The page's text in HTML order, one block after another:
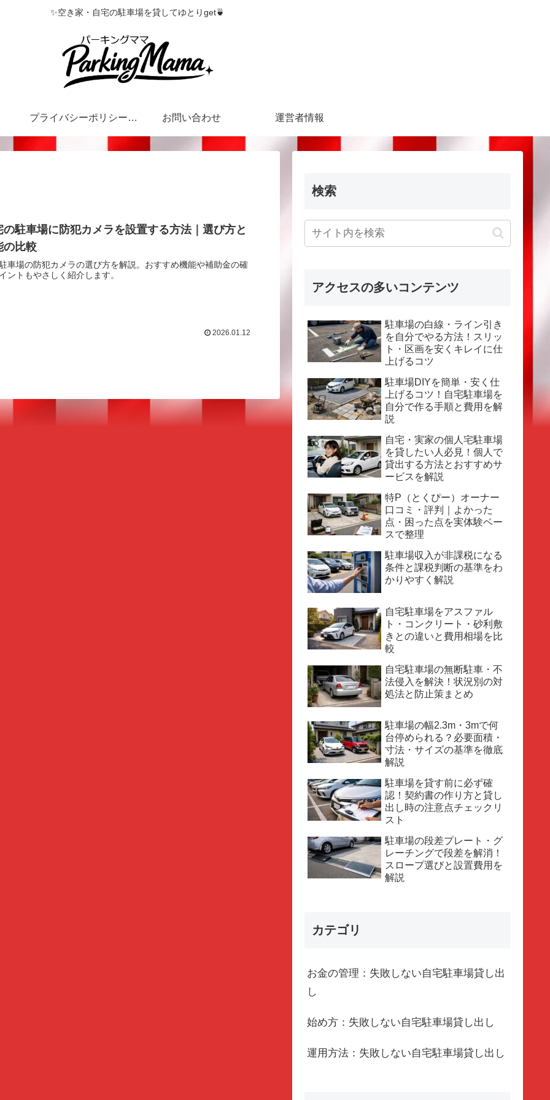
✨空き家・自宅の駐車場を貸してゆとりget🍵
プライバシーポリシー・特定商取引法に基づく表記 お問い合わせ 運営者情報
の駐車場に防犯カメラを設置する方法｜選び方と
の比較
車場の防犯カメラの選び方を解説。おすすめ機能や補助金の確
ントもやさしく紹介します。
2026.01.12
検索
アクセスの多いコンテンツ
駐車場の白線・ライン引き
を自分でやる方法！スリッ
ト・区画を安くキレイに仕
上げるコツ
駐車場DIYを簡単・安く仕
上げるコツ！自宅駐車場を
自分で作る手順と費用を解
説
自宅・実家の個人宅駐車場
を貸したい人必見！個人で
貸出する方法とおすすめサ
ービスを解説
特P（とくぴー）オーナー
口コミ・評判｜よかった
点・困った点を実体験ベー
スで整理
駐車場収入が非課税になる
条件と課税判断の基準をわ
かりやすく解説
自宅駐車場をアスファル
ト・コンクリート・砂利敷
きとの違いと費用相場を比
較
自宅駐車場の無断駐車・不
法侵入を解決！状況別の対
処法と防止策まとめ
駐車場の幅2.3m・3mで何
台停められる？必要面積・
寸法・サイズの基準を徹底
解説
駐車場を貸す前に必ず確
認！契約書の作り方と貸し
出し時の注意点チェックリ
スト
駐車場の段差プレート・グ
レーチングで段差を解消！
スロープ選びと設置費用を
解説
カテゴリ
お金の管理：失敗しない自宅駐車場貸し出
し
始め方：失敗しない自宅駐車場貸し出し
運用方法：失敗しない自宅駐車場貸し出し